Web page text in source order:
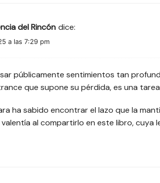
del Rincón dice:
a las 7:29 pm
públicamente sentimientos tan
que supone su pérdida, es una
ha sabido encontrar el lazo que la
al compartirlo en este libro, cuya